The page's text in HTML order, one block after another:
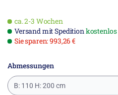
ca. 2-3 Wochen
Versand mit Speditionkostenlos
Sie sparen: 993,26 €
Abmessungen
B: 110 H: 200 cm